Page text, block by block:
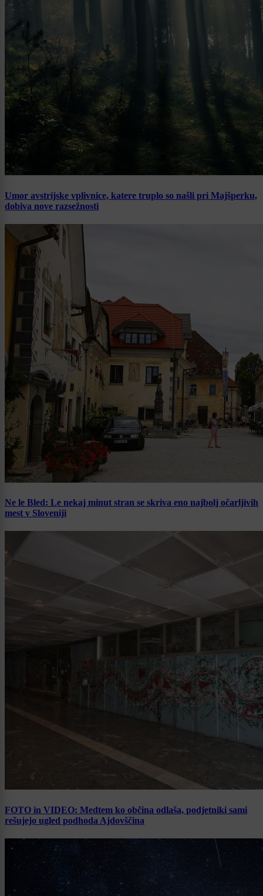
Umor avstrijske vplivnice, katere truplo so našli pri Majšperku,
dobiva nove razsežnosti
Ne le Bled: Le nekaj minut stran se skriva eno najbolj očarljivih
mest v Sloveniji
FOTO in VIDEO: Medtem ko občina odlaša, podjetniki sami
rešujejo ugled podhoda Ajdovščina